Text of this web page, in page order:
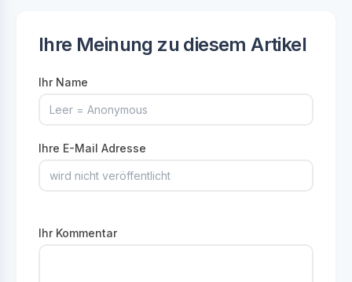
Ihre Meinung zu diesem Artikel
Ihr Name
Ihre E-Mail Adresse
Ihr Kommentar